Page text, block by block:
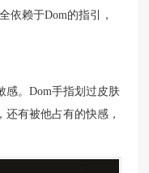
依赖于Dom的指引，
感。Dom手指划过皮肤
有被他占有的快感，